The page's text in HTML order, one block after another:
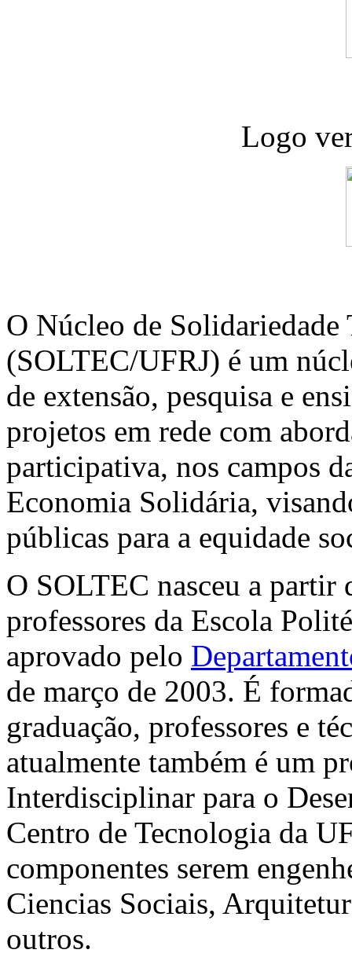
Logo
O Núcleo de Solidariedade
(SOLTEC/UFRJ) é um
de extensão, pesquisa e
projetos em rede com
participativa, nos campos
Economia Solidária,
públicas para a equidade
O SOLTEC nasceu a partir
professores da Escola
aprovado pelo
de março de 2003. É
graduação, professores e
atualmente também é um
Interdisciplinar para o
Centro de Tecnologia da
componentes serem
Ciencias Sociais,
outros.